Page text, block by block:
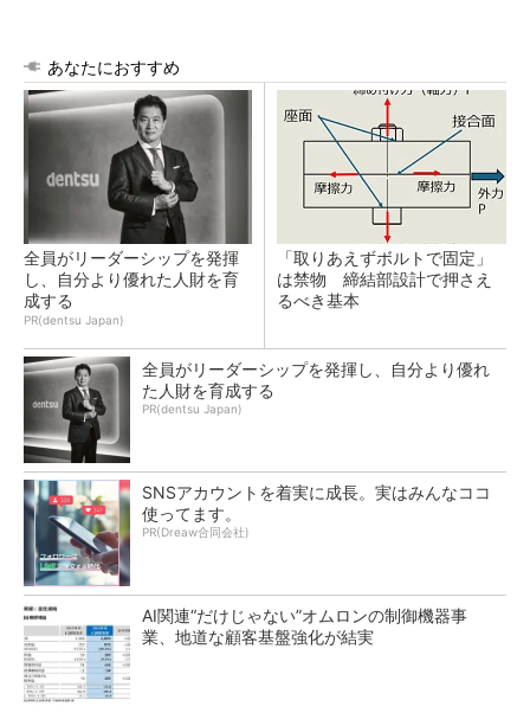
あなたにおすすめ
全員がリーダーシップを発揮
し、自分より優れた人財を育
成する
PR(dentsu Japan)
「取りあえずボルトで固定」
は禁物 締結部設計で押さえ
るべき基本
全員がリーダーシップを発揮し、自分より優れ
た人財を育成する
PR(dentsu Japan)
SNSアカウントを着実に成長。実はみんなココ
使ってます。
PR(Dreaw合同会社)
AI関連“だけじゃない”オムロンの制御機器事
業、地道な顧客基盤強化が結実